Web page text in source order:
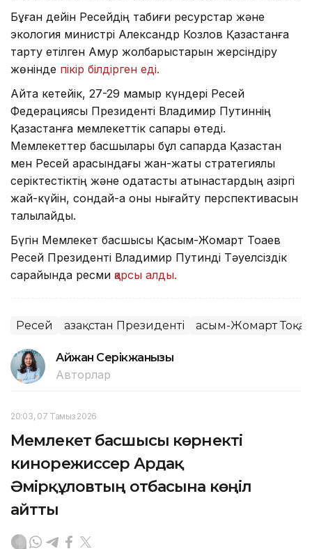
Бұған дейін Ресейдің табиғи ресурстар және
экология министрі Александр Козлов Қазақстанға
тарту етілген Амур жолбарыстарын жерсіндіру
жөнінде пікір білдірген еді.
Айта кетейік, 27-29 мамыр күндері Ресей
Федерациясы Президенті Владимир Путиннің
Қазақстанға мемлекеттік сапары өтеді.
Мемлекеттер басшылары бұл сапарда Қазақстан
мен Ресей арасындағы жан-жақты стратегиялық
серіктестіктің және одақтастық қатынастардың қазіргі
жай-күйін, сондай-ақ оны нығайту перспективасын
талқылайды.
Бүгін Мемлекет басшысы Қасым-Жомарт Тоқаев
Ресей Президенті Владимир Путинді Тәуелсіздік
сарайында ресми қарсы алды.
Ресей Қазақстан Президенті Қасым-Жомарт
Айжан Серікжанқызы
Авторлар
20:03, 07 Тамыз 2026
Мемлекет басшысы көрнекті
кинорежиссер Ардақ
Әмірқұловтың отбасына көңіл
айтты